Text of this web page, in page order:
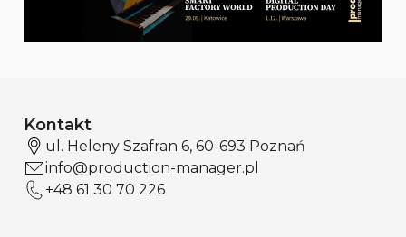
Kontakt
ul. Heleny Szafran 6, 60-693 Poznań
info@production-manager.pl
+48 61 30 70 226